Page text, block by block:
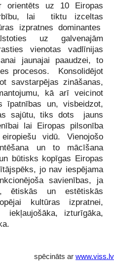
orientēts uz 10 Eiropas
lai tiktu izceltas
izpratnes dominantes
uz galvenajām
vienotas vadlīnijas
jaunajai paaudzei, to
procesos. Konsolidējot
savstarpējas zināšanas,
kā arī veicinot
īpatnības un, visbeidzot,
sajūtu, tiks dots jauns
lai Eiropas pilsonība
vidū. Vienojošo
un to mācīšana
būtisks kopīgas Eiropas
jo nav iespējama
savienības, ja
ētiskās un estētiskās
kultūras izpratnei,
izturīgāka,
spēcināts ar www.viss.lv